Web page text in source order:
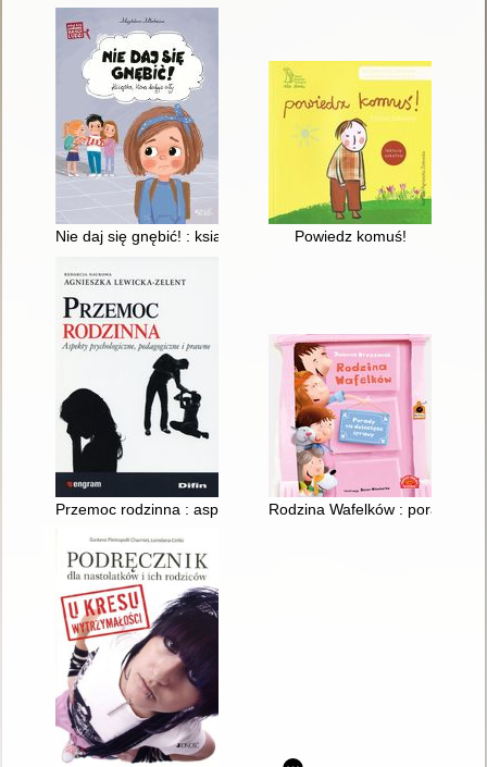
Nie daj się gnębić! : książka, która dodaje siły
Powiedz komuś!
Przemoc rodzinna : aspekty psychologiczne, pedagogiczne i
Rodzina Wafelków : porady na